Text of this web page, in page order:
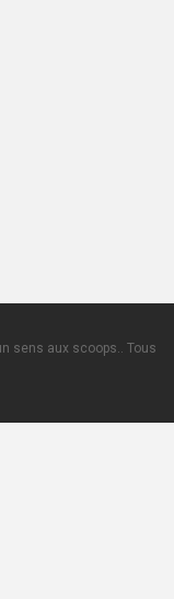
sens aux scoops.. Tous